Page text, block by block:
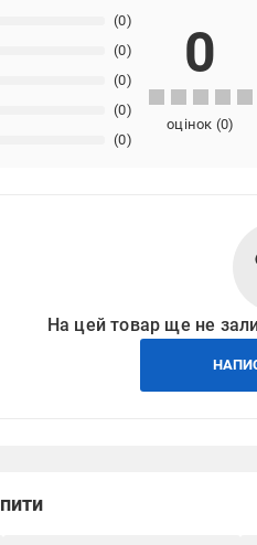
(0)
(0)
(0)
(0)
(0)
0
оцінок (0)
На цей товар ще не